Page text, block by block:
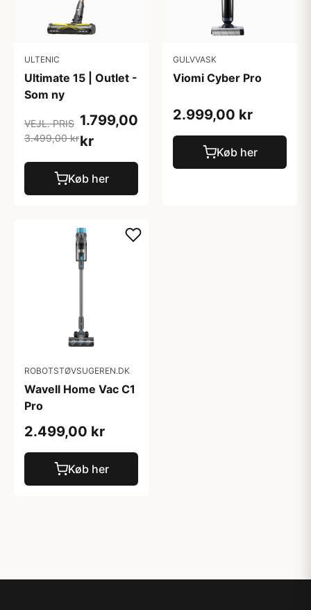
ULTENIC
Ultimate 15 | Outlet -
Som ny
VEJL. PRIS
3.499,00 kr
1.799,00
kr
Køb her
GULVVASK
Viomi Cyber Pro
2.999,00 kr
Køb her
ROBOTSTØVSUGEREN.DK
Wavell Home Vac C1
Pro
2.499,00 kr
Køb her